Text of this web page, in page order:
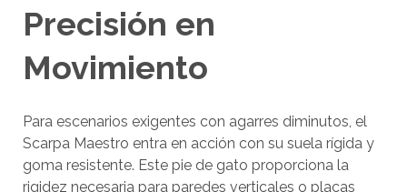
Precisión en
Movimiento
Para escenarios exigentes con agarres diminutos, el
Scarpa Maestro entra en acción con su suela rígida y
goma resistente. Este pie de gato proporciona la
rigidez necesaria para paredes verticales o placas